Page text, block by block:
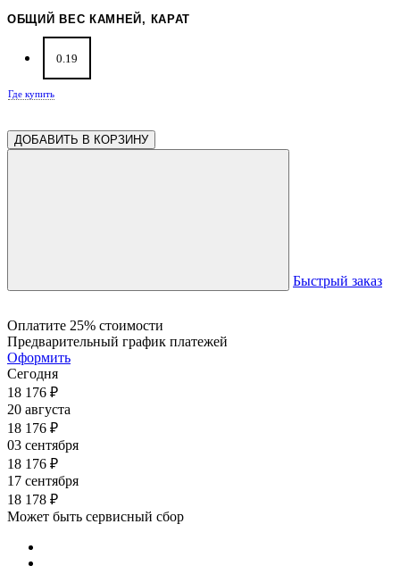
ОБЩИЙ ВЕС КАМНЕЙ, КАРАТ
0.19
Где купить
ДОБАВИТЬ В КОРЗИНУ
Быстрый заказ
Оплатите 25% стоимости
Предварительный график платежей
Оформить
Сегодня
18 176 ₽
20 августа
18 176 ₽
03 сентября
18 176 ₽
17 сентября
18 178 ₽
Может быть сервисный сбор